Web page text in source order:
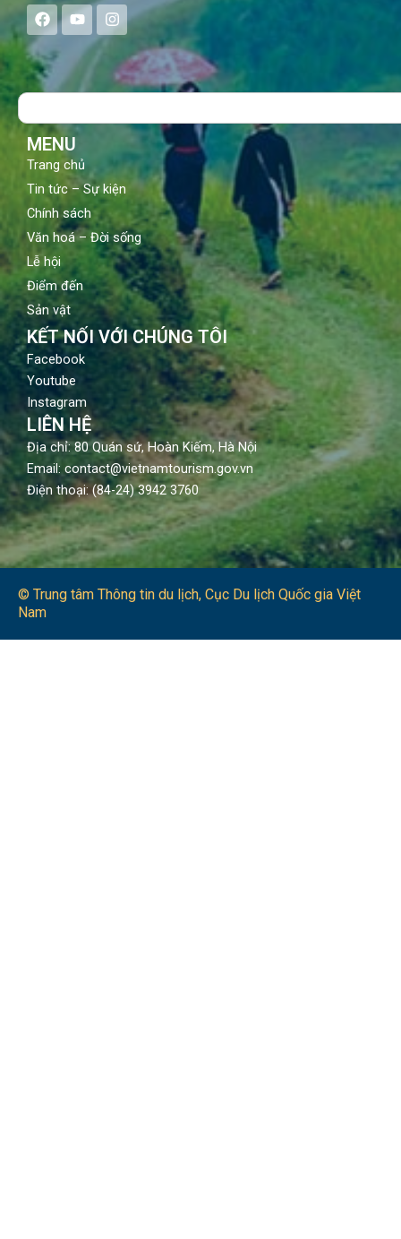
F
a
c
e
b
o
Y
o
u
t
u
b
I
n
s
a
g
Search
MENU
Trang chủ
Tin tức – Sự kiện
Chính sách
Văn hoá – Đời sống
Lễ hội
Điểm đến
Sản vật
KẾT NỐI VỚI CHÚNG TÔI
Facebook
Youtube
Instagram
LIÊN HỆ
Địa chỉ: 80 Quán sứ, Hoàn Kiếm, Hà Nội
Email: contact@vietnamtourism.gov.vn
Điện thoại: (84-24) 3942 3760
© Trung tâm Thông tin du lịch​, Cục Du lịch Quốc gia Việt
Nam